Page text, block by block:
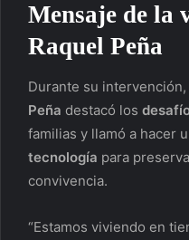
Mensaje de la
Raquel Peña
Durante su intervención,
Peña destacó los
familias y llamó a hacer
tecnología para
convivencia.
“Estamos viviendo en